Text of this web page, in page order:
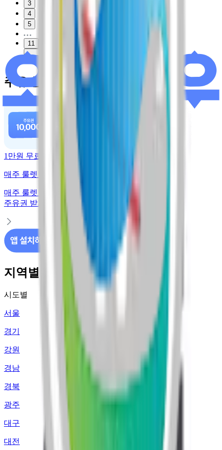
3
4
5
11
다음
주유 할인 혜택
1만원 무료주유
매주 룰렛 돌리고 주유권 받기
매주 룰렛 돌리고
주유권 받기
지역별 주유소 가격 정보
시도별
서울
경기
강원
경남
경북
광주
대구
대전